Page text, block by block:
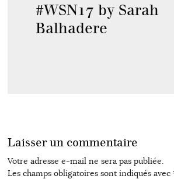
#WSN17 by Sarah
Balhadere
Laisser un commentaire
Votre adresse e-mail ne sera pas publiée.
Les champs obligatoires sont indiqués avec